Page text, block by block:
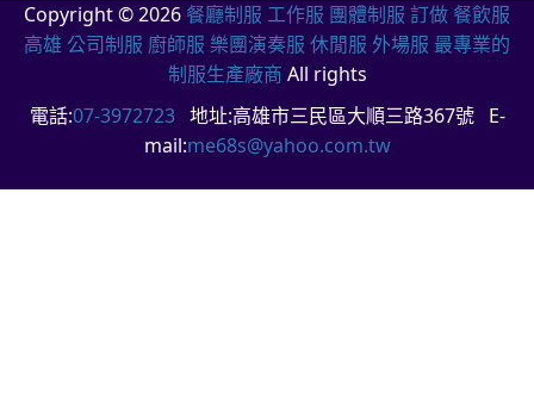
Copyright © 2026 餐廳制服 工作服 團體制服 訂做 餐飲服
高雄 公司制服 廚師服 樂團演奏服 休閒服 外場服 最專業的
制服生產廠商 All rights
電話:07-3972723地址:高雄市三民區大順三路367號 E-
mail:me68s@yahoo.com.tw